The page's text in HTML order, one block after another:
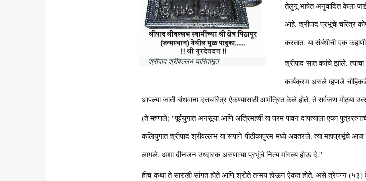
श्रीपाद श्रीवल्लभ चारितामृत
तेलुगू भाषेत अनुवादित केला
आहे. श्रीपाद प्रभूंचे चरित्र
करतात. या संबंधीची एक
श्रीपाद सात वर्षाचे झाले.
कार्यक्रम असले म्हणजे
आपल्या जाती बांधवाना दत्तचरित्र ऐकण्यासाठी आमंत्रित केले होते. ते सर्वजण मोठ्या
(ते म्हणाले) ''पूर्वयुगात अनसूया आणि अत्रिमहर्षी या परम पावन दांपत्याला एका
कलियुगात श्रीपाद श्रीवल्लभ या रूपाने पीठीकापुरम मध्ये अवतरले. त्या
लागले. अशा दीनजन उध्दारक असणाऱ्या प्रभूंचे नित्य मांगल्य होऊ दे.''
हीच कथा ते सारखी सांगत होते आणि श्रोते तन्मय होऊन ऐकत होते. असे त्रेपन्न (५३)